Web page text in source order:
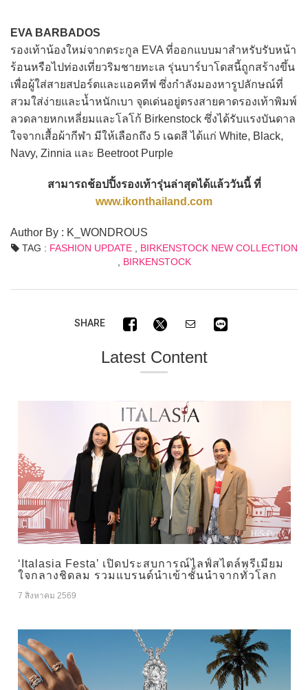
EVA BARBADOS
รองเท้าน้องใหม่จากตระกูล EVA ที่ออกแบบมาสำหรับรับหน้า
ร้อนหรือไปท่องเที่ยวริมชายทะเล รุ่นบาร์บาโดสนี้ถูกสร้างขึ้น
เพื่อผู้ใส่สายสปอร์ตและแอคทีฟ ซึ่งกำลังมองหารูปลักษณ์ที่
สวมใส่ง่ายและน้ำหนักเบา จุดเด่นอยู่ตรงสายคาดรองเท้าพิมพ์
ลวดลายหกเหลี่ยมและโลโก้ Birkenstock ซึ่งได้รับแรงบันดาล
ใจจากเสื้อผ้ากีฬา มีให้เลือกถึง 5 เฉดสี ได้แก่ White, Black,
Navy, Zinnia และ Beetroot Purple
สามารถช้อปปิ้งรองเท้ารุ่นล่าสุดได้แล้ววันนี้ ที่
www.ikonthailand.com
Author By : K_WONDROUS
TAG : FASHION UPDATE, BIRKENSTOCK NEW COLLECTION
BIRKENSTOCK
SHARE
Latest Content
‘Italasia Festa’ เปิดประสบการณ์ไลฟ์สไตล์พรีเมียม
ใจกลางชิดลม รวมแบรนด์นำเข้าชั้นนำจากทั่วโลก
7 สิงหาคม 2569